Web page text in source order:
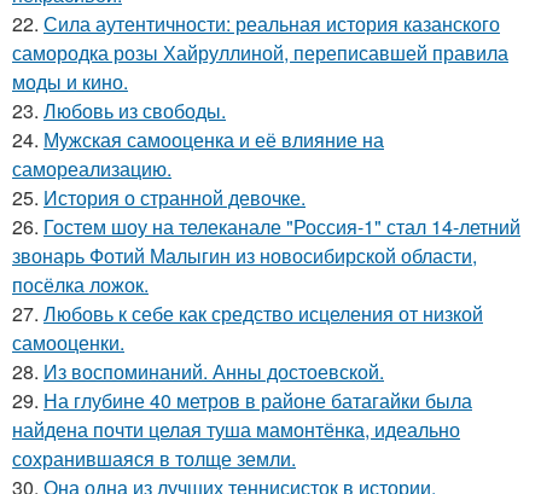
22. Сила аутентичности: реальная история казанского
самородка розы Хайруллиной, переписавшей правила
моды и кино.
23. Любовь из свободы.
24. Мужская самооценка и её влияние на
самореализацию.
25. История о странной девочке.
26. Гостем шоу на телеканале "Россия-1" стал 14-летний
звонарь Фотий Малыгин из новосибирской области,
посёлка ложок.
27. Любовь к себе как средство исцеления от низкой
самооценки.
28. Из воспоминаний. Анны достоевской.
29. На глубине 40 метров в районе батагайки была
найдена почти целая туша мамонтёнка, идеально
сохранившаяся в толще земли.
30. Она одна из лучших теннисисток в истории.